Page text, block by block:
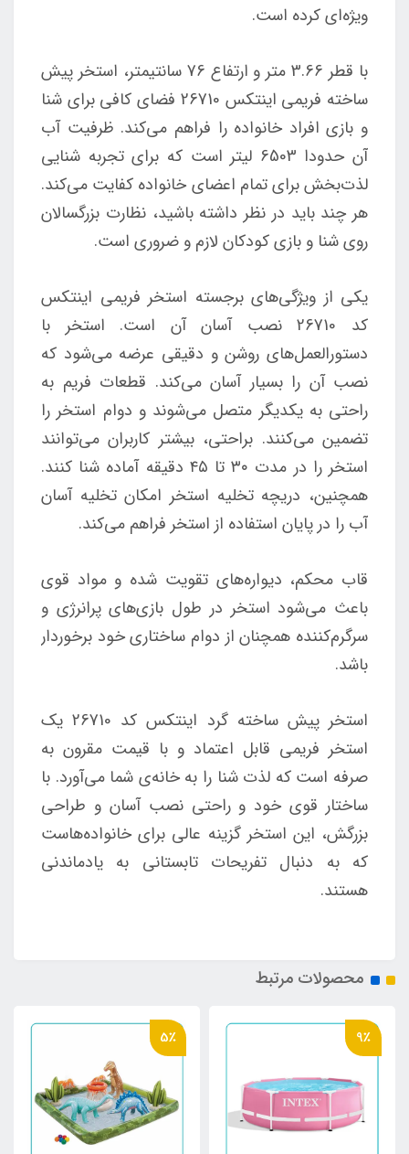
ویژه‌ای کرده است.
با قطر 3.66 متر و ارتفاع 76 سانتیمتر، استخر پیش
ساخته فریمی اینتکس 26710 فضای کافی برای شنا
و بازی افراد خانواده‌ را فراهم می‌کند. ظرفیت آب
آن حدودا 6503 لیتر است که برای تجربه شنایی
لذت‌بخش برای تمام اعضای خانواده کفایت می‌کند.
هر چند باید در نظر داشته باشید، نظارت بزرگسالان
روی شنا و بازی کودکان لازم و ضروری است.
یکی از ویژگی‌های برجسته استخر فریمی اینتکس
کد 26710 نصب آسان آن است. استخر با
دستورالعمل‌های روشن و دقیقی عرضه می‌شود که
نصب آن را بسیار آسان می‌کند. قطعات فریم به
راحتی به یکدیگر متصل می‌شوند و دوام استخر را
تضمین می‌کنند. براحتی، بیشتر کاربران می‌توانند
استخر را در مدت ۳۰ تا ۴۵ دقیقه آماده شنا کنند.
همچنین، دریچه تخلیه استخر امکان تخلیه آسان
آب را در پایان استفاده از استخر فراهم می‌کند.
قاب محکم، دیواره‌های تقویت شده و مواد قوی
باعث می‌شود استخر در طول بازی‌های پرانرژی و
سرگرم‌کننده همچنان از دوام ساختاری خود برخوردار
باشد.
استخر پیش ساخته گرد اینتکس کد 26710 یک
استخر فریمی قابل اعتماد و با قیمت مقرون به
صرفه است که لذت شنا را به خانه‌ی شما می‌آورد. با
ساختار قوی خود و راحتی نصب آسان و طراحی
بزرگش، این استخر گزینه عالی برای خانواده‌هاست
که به دنبال تفریحات تابستانی به یادماندنی
هستند.
محصولات مرتبط
9٪ 5٪